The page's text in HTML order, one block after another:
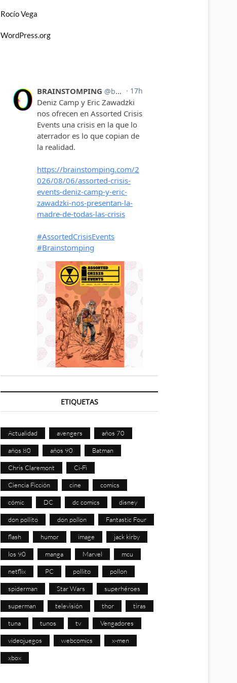
Rocío Vega
WordPress.org
ETIQUETAS
Actualidad avengers años 70
años 80 años 90 Batman
Chris Claremont Ci-Fi
Ciencia Ficción cine comics
cómic DC dc comics disney
don pollito don pollon Fantastic Four
flash humor image jack kirby
los 90 manga Marvel mcu
netflix PC pollito pollon
spiderman Star Wars superhéroes
superman televisión thor tiras
tuna tunos tv Vengadores
videojuegos webcomics x-men
xbox